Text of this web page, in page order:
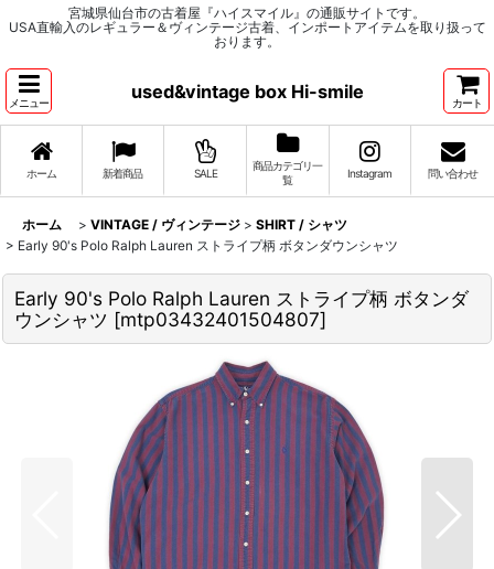
宮城県仙台市の古着屋『ハイスマイル』の通販サイトです。
USA直輸入のレギュラー＆ヴィンテージ古着、インポートアイテムを取り扱って
おります。
メニュー
used&vintage box Hi-smile
カート
ホーム 新着商品 SALE
商品カテゴリ一
覧
Instagram 問い合わせ
ホーム > VINTAGE / ヴィンテージ > SHIRT / シャツ
> Early 90's Polo Ralph Lauren ストライプ柄 ボタンダウンシャツ
Early 90's Polo Ralph Lauren ストライプ柄 ボタンダ
ウンシャツ [mtp03432401504807]